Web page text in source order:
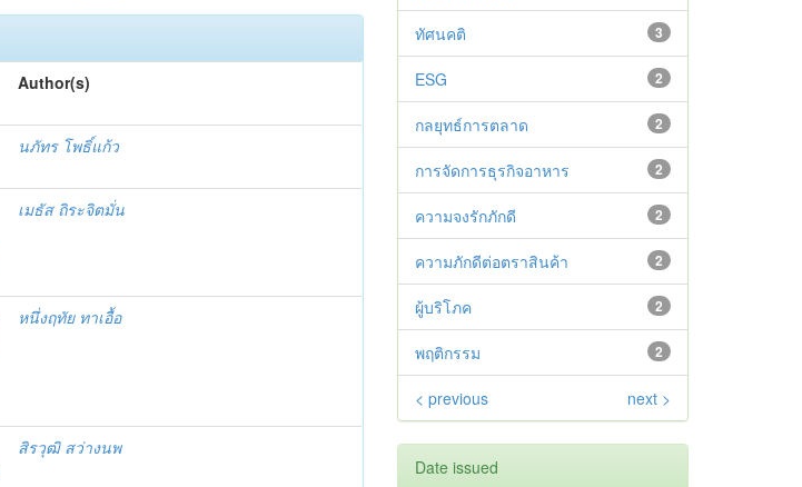
Author(s)
นภัทร โพธิ์แก้ว
เมธัส ถิระจิตมั่น
หนึ่งฤทัย ทาเอื้อ
สิรวุฒิ สว่างนพ
3
ทัศนคติ
2
ESG
2
กลยุทธ์การตลาด
2
การจัดการธุรกิจอาหาร
2
ความจงรักภักดี
2
ความภักดีต่อตราสินค้า
2
ผู้บริโภค
2
พฤติกรรม
< previous next >
Date issued